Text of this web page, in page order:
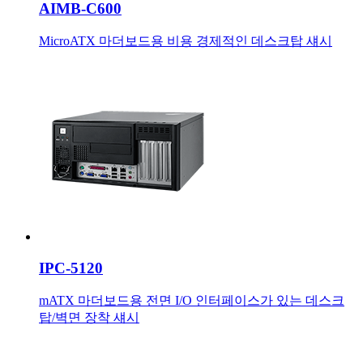
AIMB-C600
MicroATX 마더보드용 비용 경제적인 데스크탑 섀시
IPC-5120
mATX 마더보드용 전면 I/O 인터페이스가 있는 데스크
탑/벽면 장착 섀시